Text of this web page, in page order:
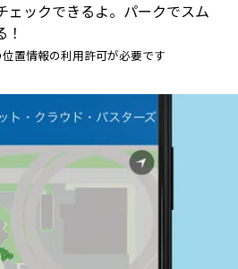
ェックできるよ。パークでスム
置情報の利用許可が必要です